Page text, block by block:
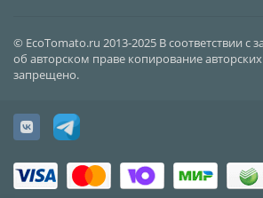
© EcoTomato.ru 2013-2025 В соответствии с
об авторском праве копирование
запрещено.